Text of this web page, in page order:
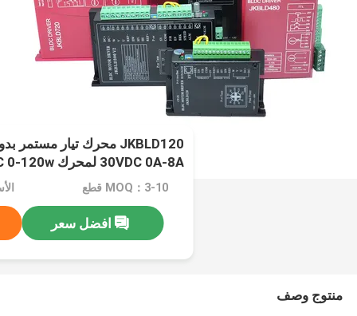
30VDC 0A-8A لمحرك BLDC 0-120w
MOQ：3-10 قطع
افضل سعر
منتوج وصف